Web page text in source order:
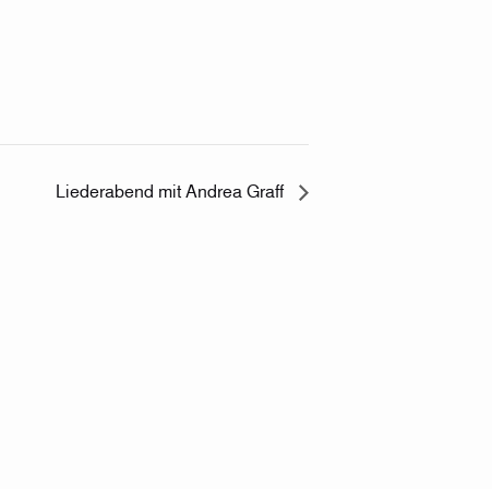
Liederabend mit Andrea Graff